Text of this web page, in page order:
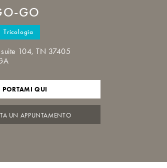
GO
Tricologia
104, TN 37405
PORTAMI QUI
UN APPUNTAMENTO